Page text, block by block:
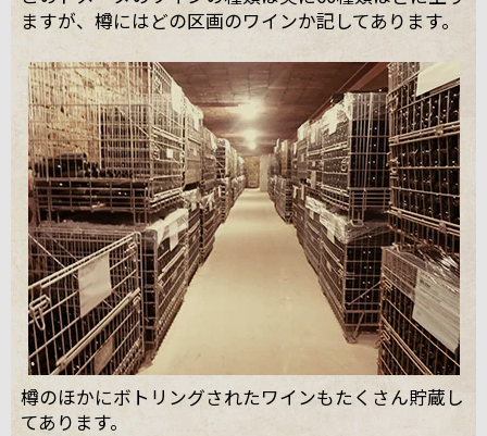
ますが、樽にはどの区画のワインか記してあります。
樽のほかにボトリングされたワインもたくさん貯蔵し
てあります。